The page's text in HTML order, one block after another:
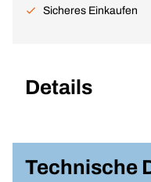
Sicheres Einkaufen
Details
Technische